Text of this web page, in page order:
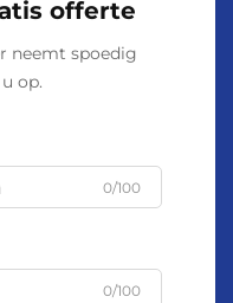
offerte
neemt spoedig
op.
0/100
0/100